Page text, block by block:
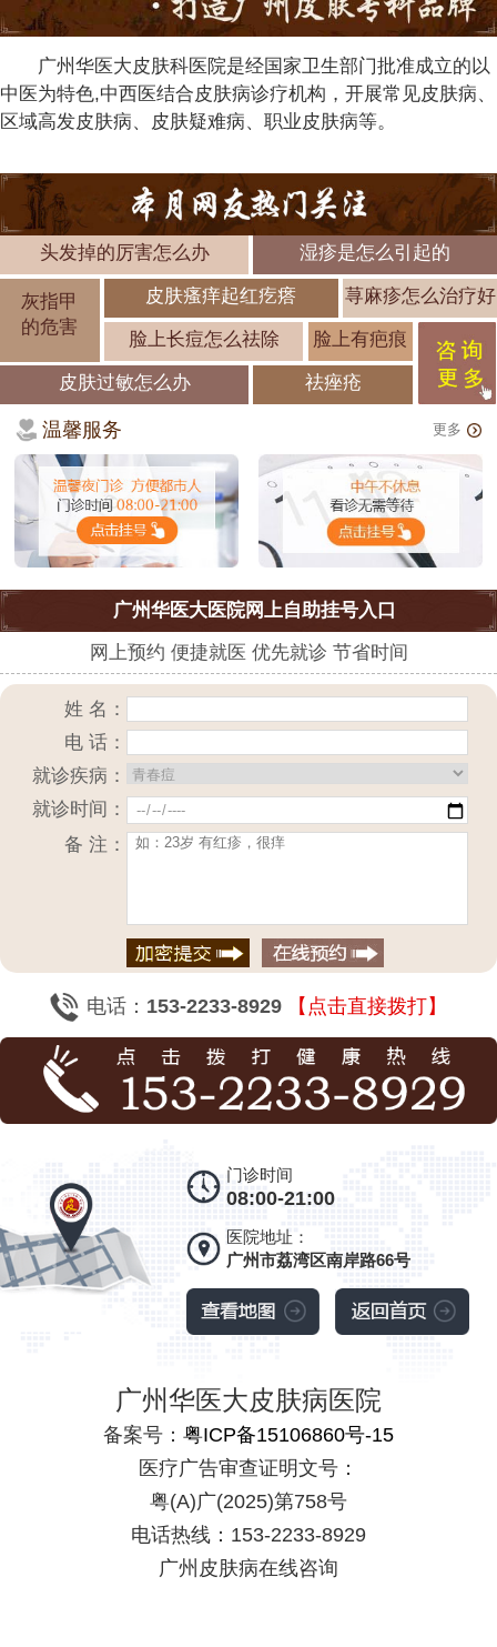
广州华医大皮肤科医院是经国家卫生部门批准成立的以
中医为特色,中西医结合皮肤病诊疗机构，开展常见皮肤病、
区域高发皮肤病、皮肤疑难病、职业皮肤病等。
头发掉的厉害怎么办 湿疹是怎么引起的
灰指甲
的危害
皮肤瘙痒起红疙瘩 荨麻疹怎么治疗好
脸上长痘怎么祛除 脸上有疤痕
皮肤过敏怎么办 祛痤疮
温馨服务 更多
广州华医大医院网上自助挂号入口
网上预约 便捷就医 优先就诊 节省时间
姓 名：
电 话：
就诊疾病：
就诊时间：
备 注：
电话： 153-2233-8929 【点击直接拨打】
门诊时间
08:00-21:00
医院地址：
广州市荔湾区南岸路66号
广州华医大皮肤病医院
备案号： 粤ICP备15106860号-15
医疗广告审查证明文号：
粤(A)广(2025)第758号
电话热线：153-2233-8929
广州皮肤病在线咨询